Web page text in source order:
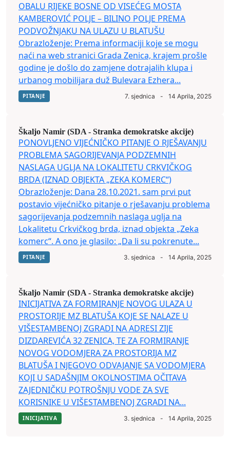
OBALU RIJEKE BOSNE OD VISEĆEG MOSTA
KAMBEROVIĆ POLJE – BILINO POLJE PREMA
PODVOŽNJAKU NA ULAZU U BLATUŠU
Obrazloženje: Prema informaciji koje se mogu
naći na web stranici Grada Zenica, krajem prošle
godine je došlo do zamjene dotrajalih klupa i
urbanog mobilijara duž Bulevara Ezhera...
PITANJE 7. sjednica - 14 Aprila, 2025
Škaljo Namir (SDA - Stranka demokratske akcije)
PONOVLJENO VIJEĆNIČKO PITANJE O RJEŠAVANJU
PROBLEMA SAGORIJEVANJA PODZEMNIH
NASLAGA UGLJA NA LOKALITETU CRKVIČKOG
BRDA (IZNAD OBJEKTA „ZEKA KOMERC“)
Obrazloženje: Dana 28.10.2021. sam prvi put
postavio vijećničko pitanje o rješavanju problema
sagorijevanja podzemnih naslaga uglja na
Lokalitetu Crkvičkog brda, iznad objekta „Zeka
komerc“. A ono je glasilo: „Da li su pokrenute...
PITANJE 3. sjednica - 14 Aprila, 2025
Škaljo Namir (SDA - Stranka demokratske akcije)
INICIJATIVA ZA FORMIRANJE NOVOG ULAZA U
PROSTORIJE MZ BLATUŠA KOJE SE NALAZE U
VIŠESTAMBENOJ ZGRADI NA ADRESI ZIJE
DIZDAREVIĆA 32 ZENICA, TE ZA FORMIRANJE
NOVOG VODOMJERA ZA PROSTORIJA MZ
BLATUŠA I NJEGOVO ODVAJANJE SA VODOMJERA
KOJI U SADAŠNJIM OKOLNOSTIMA OČITAVA
ZAJEDNIČKU POTROŠNJU VODE ZA SVE
KORISNIKE U VIŠESTAMBENOJ ZGRADI NA...
INICIJATIVA 3. sjednica - 14 Aprila, 2025